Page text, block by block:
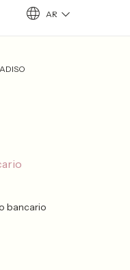
TÉRMICOAR
bancario